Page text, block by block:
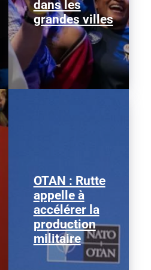
dans les
grandes villes
OTAN : Rutte
appelle à
accélérer la
production
militaire
Mark Rutte © Justin
Sullivan/ Getty Images
Le secrétaire général de
l’OTAN, Mark Rutte, a
appelé à...